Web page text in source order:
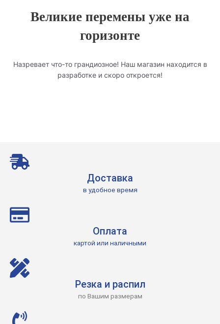
Великие перемены уже на
горизонте
Назревает что-то грандиозное! Наш магазин находится в
разработке и скоро откроется!
Доставка
в удобное время
Оплата
картой или наличными
Резка и распил
по Вашим размерам